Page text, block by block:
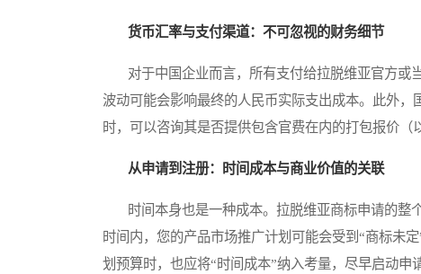
货币汇率与支付渠道：不可忽视的财务细节
对于中国企业而言，所有支付给拉脱维亚官方或
波动可能会影响最终的人民币实际支出成本。此外
时，可以咨询其是否提供包含官费在内的打包报价（
从申请到注册：时间成本与商业价值的关联
时间本身也是一种成本。拉脱维亚商标申请的整
时间内，您的产品市场推广计划可能会受到“商标未
划预算时，也应将“时间成本”纳入考量，尽早启动